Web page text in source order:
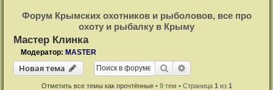
с
т
ц
и
Форум Крымских охотников и рыболовов, все про
охоту и рыбалку в Крыму
Мастер Клинка
Модератор: MASTER
Новая тема
Новаятема Поиск
Отметить все темы как прочтённые• 9 тем • Страница 1 из 1